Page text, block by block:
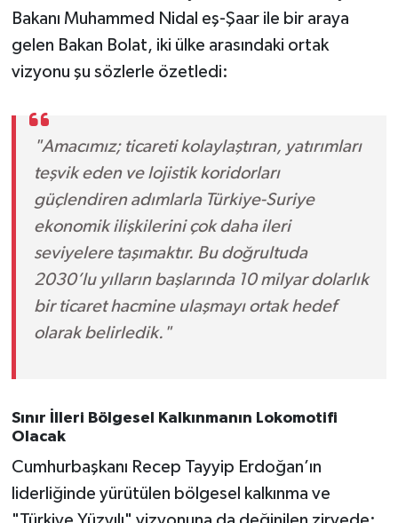
Bakanı Muhammed Nidal eş-Şaar ile bir araya
gelen Bakan Bolat, iki ülke arasındaki ortak
vizyonu şu sözlerle özetledi:
"Amacımız; ticareti kolaylaştıran, yatırımları
teşvik eden ve lojistik koridorları
güçlendiren adımlarla Türkiye-Suriye
ekonomik ilişkilerini çok daha ileri
seviyelere taşımaktır. Bu doğrultuda
2030’lu yılların başlarında 10 milyar dolarlık
bir ticaret hacmine ulaşmayı ortak hedef
olarak belirledik."
Sınır İlleri Bölgesel Kalkınmanın Lokomotifi
Olacak
Cumhurbaşkanı Recep Tayyip Erdoğan’ın
liderliğinde yürütülen bölgesel kalkınma ve